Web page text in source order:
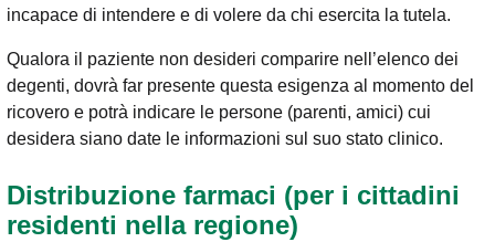
incapace di intendere e di volere da chi esercita la tutela.
Qualora il paziente non desideri comparire nell’elenco dei
degenti, dovrà far presente questa esigenza al momento del
ricovero e potrà indicare le persone (parenti, amici) cui
desidera siano date le informazioni sul suo stato clinico.
Distribuzione farmaci (per i cittadini
residenti nella regione)